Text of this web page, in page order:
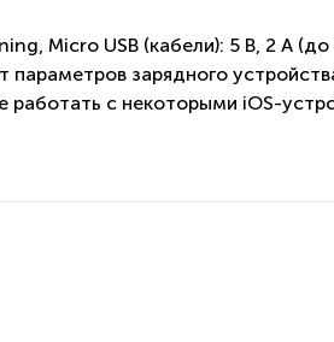
Micro USB (кабели): 5 В, 2 A
параметров зарядного
работать с некоторыми iOS-